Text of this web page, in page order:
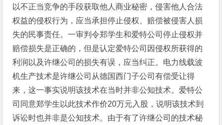
以不正当竞争的手段获取他人商业秘密，侵害他人合法
权益的侵权行为，应当承担停止侵权、赔偿被侵害人损
失的民事责任。一审判令郑学生和爱特公司停止侵权并
赔偿损失是正确的，但是认定爱特公司因侵权所获得的
利润以及许继公司的损失有误，应当纠正。电力线载波
机生产技术是许继公司从德国西门子公司有偿受让得
来，这一事实说明该技术在当时并非公知技术。爱特公
司同意郑学生以此技术作价20万元入股，说明该技术到
诉讼时也并非是公知技术。由于有了许继公司的技术秘